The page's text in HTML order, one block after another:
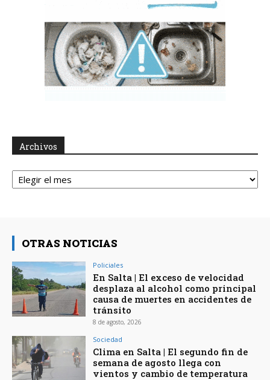
Archivos
Archivos
OTRAS NOTICIAS
Policiales
En Salta | El exceso de velocidad
desplaza al alcohol como principal
causa de muertes en accidentes de
tránsito
8 de agosto, 2026
Sociedad
Clima en Salta | El segundo fin de
semana de agosto llega con
vientos y cambio de temperatura